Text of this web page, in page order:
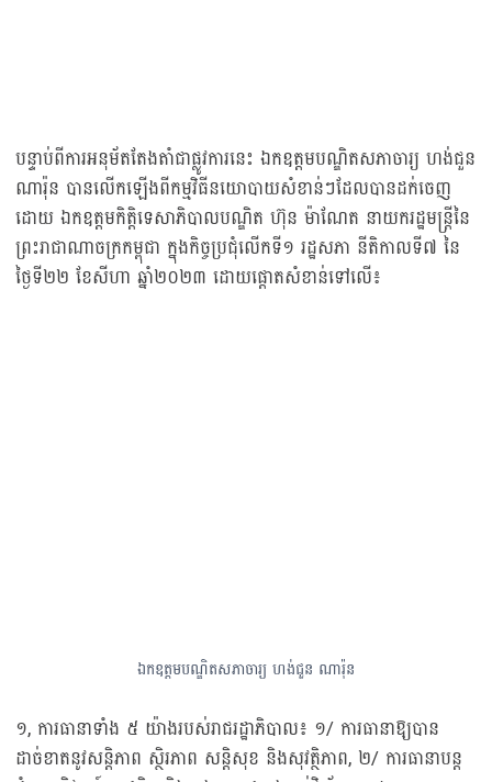
បន្ទាប់ពីការអនុម័តតែងតាំជាផ្លូវការនេះ ឯកឧត្តមបណ្ឌិតសភាចារ្យ ហង់ជួន
ណារ៉ុន បានលើកឡើងពីកម្មវិធីនយោបាយសំខាន់ៗដែលបានដក់ចេញ
ដោយ ឯកឧត្តមកិត្តិទេសាភិបាលបណ្ឌិត ហ៊ុន ម៉ាណែត នាយករដ្ឋមន្ត្រីនៃ
ព្រះរាជាណាចក្រកម្ពុជា ក្នុងកិច្ចប្រជុំលើកទី១ រដ្ឋសភា នីតិកាលទី៧ នៃ
ថ្ងៃទី២២ ខែសីហា ឆ្នាំ២០២៣ ដោយផ្តោតសំខាន់ទៅលើ៖
ឯកឧត្តមបណ្ឌិតសភាចារ្យ ហង់ជួន ណារ៉ុន
១, ការធានាទាំង ៥ យ៉ាងរបស់រាជរដ្ឋាភិបាល៖ ១/ ការធានាឱ្យបាន
ដាច់ខាតនូវសន្តិភាព ស្ថិរភាព សន្តិសុខ និងសុវត្ថិភាព, ២/ ការធានាបន្ត